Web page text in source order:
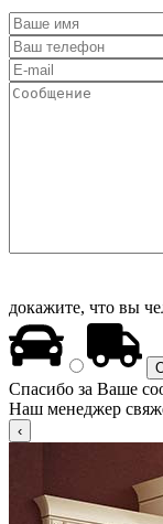
докажите, что вы
Спасибо за Ваше
Наш менеджер